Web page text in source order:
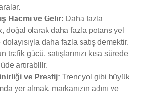
Hacmi ve Gelir: Daha fazla
doğal olarak daha fazla potansiyel
daha fazla satış demektir.
trafik gücü, satışlarınızı kısa sürede
artırabilir.
ve Prestij: Trendyol gibi büyük
yer almak, markanızın adını ve